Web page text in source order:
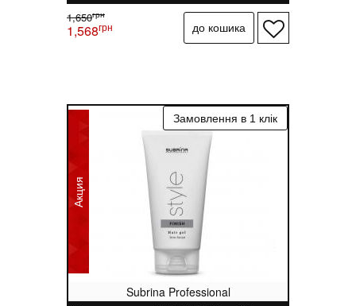
1,650грн
1,568грн
Акция
Subrina Professional